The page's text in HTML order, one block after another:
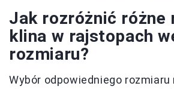
Jak rozróżnić różne
klina w rajstopach
rozmiaru?
Wybór odpowiedniego